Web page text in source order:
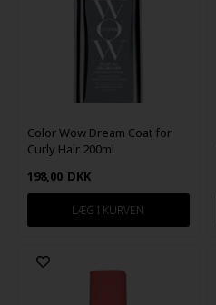
Color Wow Dream Coat for
Curly Hair 200ml
198,00 DKK